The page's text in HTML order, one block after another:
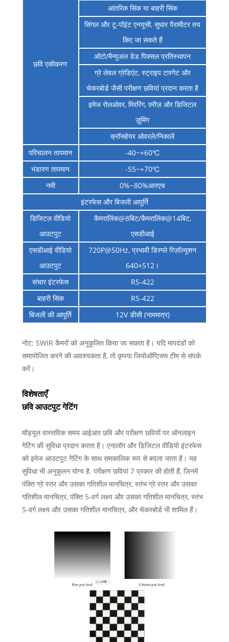
छवि एकीकरण
आंतरिक सिंक या बाहरी सिंक
सिंगल और टू-पॉइंट एनयूसी, सुधार पैरामीटर तय
किए जा सकते हैं
ऑटो/मैन्युअल डेड पिक्सल प्रतिस्थापन
ग्रे लेवल ग्रेडिएंट, स्ट्राइप टारगेट और
चेकरबोर्ड जैसी परीक्षण छवियां प्रदान करता है
इमेज रोलओवर, मिररिंग, फ़्रीज़ और डिजिटल
ज़ूमिंग
क्रॉसहेयर ओवरले/निकालें
परिचालन तापमान
-40~+60℃
भंडारण तापमान
-55~+70℃
नमी
0%~80%आरएच
इंटरफेस और बिजली आपूर्ति
डिजिटल वीडियो
आउटपुट
कैमरालिंक@8बिट/कैमरालिंक@14बिट,
एसडीआई
एसडीआई वीडियो
आउटपुट
720P@50Hz, प्रभावी डिस्प्ले रिज़ॉल्यूशन
640×512।
संचार इंटरफेस
RS-422
बाहरी सिंक
RS-422
बिजली की आपूर्ति
12V डीसी (नाममात्र)
नोट: SWIR कैमरों को अनुकूलित किया जा सकता है। यदि मापदंडों को
समायोजित करने की आवश्यकता है, तो कृपया जियोऑप्टिक्स टीम से संपर्क
करें।
विशेषताएँ
छवि आउटपुट गेटिंग
मॉड्यूल वास्तविक समय आईआर छवि और परीक्षण छवियों पर ऑनलाइन
गेटिंग की सुविधा प्रदान करता है। एनालॉग और डिजिटल वीडियो इंटरफेस
को इमेज आउटपुट गेटिंग के साथ समकालिक रूप से बदला जाता है। यह
सुविधा भी अनुकूलन योग्य है. परीक्षण छवियां 7 प्रकार की होती हैं, जिनमें
पंक्ति ग्रे स्तर और उसका गतिशील मानचित्र, स्तंभ ग्रे स्तर और उसका
गतिशील मानचित्र, पंक्ति 5-वर्ग लक्ष्य और उसका गतिशील मानचित्र, स्तंभ
5-वर्ग लक्ष्य और उसका गतिशील मानचित्र, और चेकरबोर्ड भी शामिल हैं।